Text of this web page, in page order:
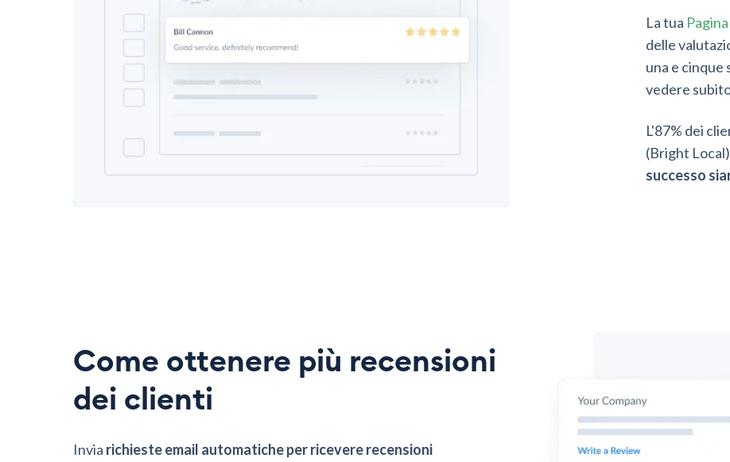
La tua
delle
una e cinque
vedere
L'87% dei
(Bright
successo
Come ottenere più recensioni
dei clienti
Invia richieste email automatiche per ricevere recensioni